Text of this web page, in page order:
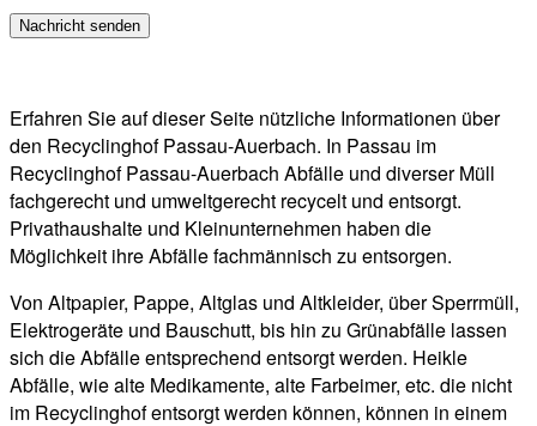
Erfahren Sie auf dieser Seite nützliche Informationen über
den Recyclinghof Passau-Auerbach. In Passau im
Recyclinghof Passau-Auerbach Abfälle und diverser Müll
fachgerecht und umweltgerecht recycelt und entsorgt.
Privathaushalte und Kleinunternehmen haben die
Möglichkeit ihre Abfälle fachmännisch zu entsorgen.
Von Altpapier, Pappe, Altglas und Altkleider, über Sperrmüll,
Elektrogeräte und Bauschutt, bis hin zu Grünabfälle lassen
sich die Abfälle entsprechend entsorgt werden. Heikle
Abfälle, wie alte Medikamente, alte Farbeimer, etc. die nicht
im Recyclinghof entsorgt werden können, können in einem